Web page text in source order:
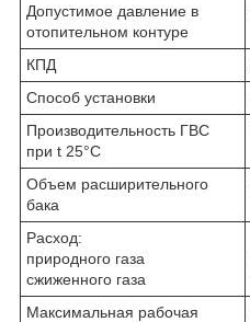
Допустимое давление в
отопительном контуре
КПД
Способ установки
Производительность ГВС
при t 25°С
Объем расширительного
бака
Расход:
природного газа
сжиженного газа
Максимальная рабочая